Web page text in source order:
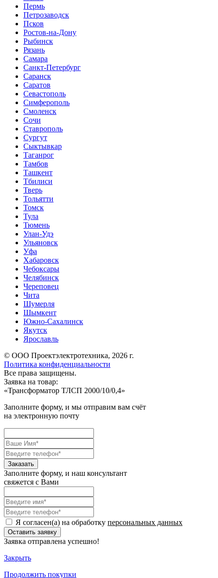
Пермь
Петрозаводск
Псков
Ростов-на-Дону
Рыбинск
Рязань
Самара
Санкт-Петербург
Саранск
Саратов
Севастополь
Симферополь
Смоленск
Сочи
Ставрополь
Сургут
Сыктывкар
Таганрог
Тамбов
Ташкент
Тбилиси
Тверь
Тольятти
Томск
Тула
Тюмень
Улан-Удэ
Ульяновск
Уфа
Хабаровск
Чебоксары
Челябинск
Череповец
Чита
Шумерля
Шымкент
Южно-Сахалинск
Якутск
Ярославль
© ООО Проектэлектротехника, 2026 г.
Политика конфиденциальности
Все права защищены.
Заявка на товар:
«Трансформатор ТЛСП 2000/10/0,4»
Заполните форму, и мы отправим вам счёт
на электронную почту
Заполните форму, и наш консультант
свяжется с Вами
Я согласен(а) на обработку персональных данных
Заявка отправлена успешно!
Закрыть
Продолжить покупки